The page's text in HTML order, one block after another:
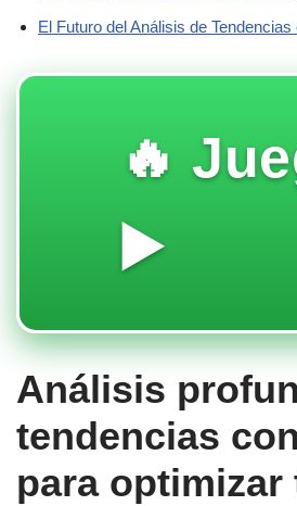
El Futuro del Análisis de
🔥
▶️
Análisis
tendencias
para optimizar